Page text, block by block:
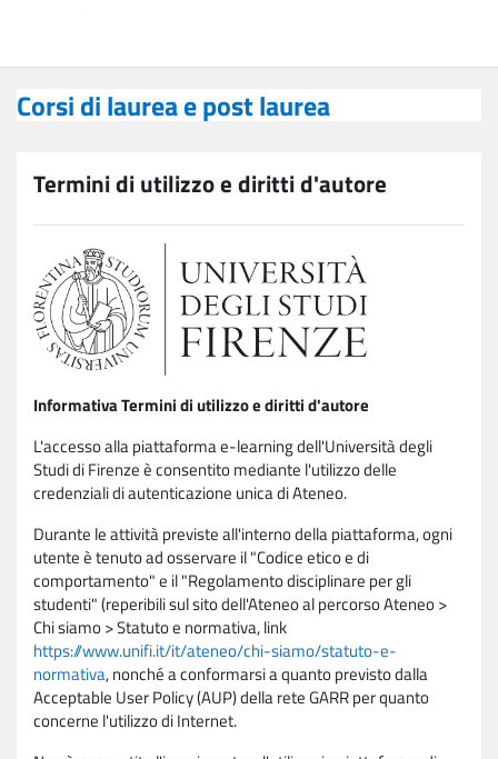
Corsi di laurea e post laurea
Termini di utilizzo e diritti d'autore
Informativa Termini di utilizzo e diritti d'autore
L'accesso alla piattaforma e-learning dell'Università degli
Studi di Firenze è consentito mediante l'utilizzo delle
credenziali di autenticazione unica di Ateneo.
Durante le attività previste all'interno della piattaforma, ogni
utente è tenuto ad osservare il "Codice etico e di
comportamento" e il "Regolamento disciplinare per gli
studenti" (reperibili sul sito dell'Ateneo al percorso Ateneo >
Chi siamo > Statuto e normativa, link
https://www.unifi.it/it/ateneo/chi-siamo/statuto-e-
normativa, nonché a conformarsi a quanto previsto dalla
Acceptable User Policy (AUP) della rete GARR per quanto
concerne l'utilizzo di Internet.